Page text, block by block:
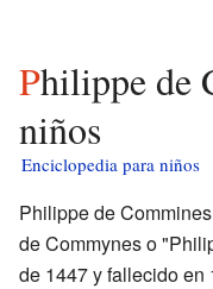
Philippe de Commines para
niños
Enciclopedia para niños
Philippe de
de Commynes o
de 1447 y fallecido en